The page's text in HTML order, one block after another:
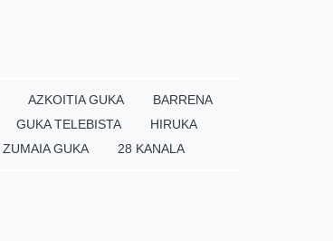
AZKOITIA GUKA
BARRENA
GUKA TELEBISTA
HIRUKA
ZUMAIA GUKA 28 KANALA